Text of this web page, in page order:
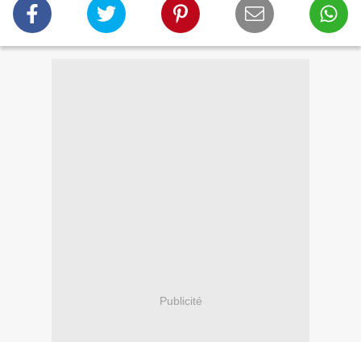
Publicité